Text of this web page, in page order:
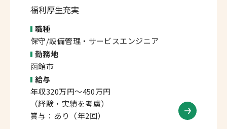
福利厚生充実
職種
保守/設備管理・サービスエンジニア
勤務地
函館市
給与
年収320万円～450万円
（経験・実績を考慮）
賞与：あり（年2回）